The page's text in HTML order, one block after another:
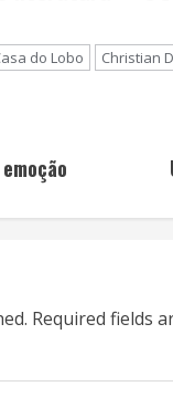
do Lobo Christian
Required fields